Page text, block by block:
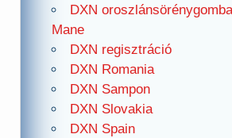
DXN
Mane
DXN regisztráció
DXN Romania
DXN Sampon
DXN Slovakia
DXN Spain